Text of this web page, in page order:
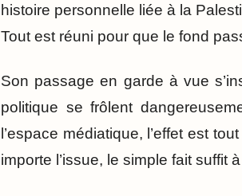
histoire personnelle liée à la
Tout est réuni pour que le fond
Son passage en garde à vue
politique se frôlent
l’espace médiatique, l’effet est
importe l’issue, le simple fait suffit